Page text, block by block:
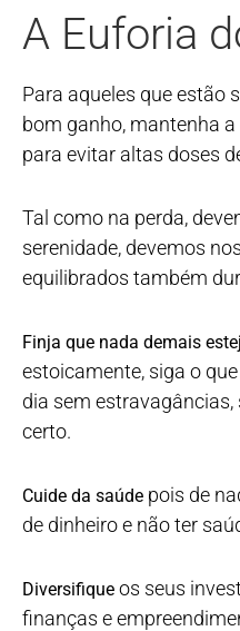
A Euforia
Para aqueles que estão
bom ganho, mantenha
para evitar altas doses
Tal como na perda,
serenidade, devemos
equilibrados também
Finja que nada demais
estoicamente, siga o
dia sem
certo.
Cuide da saúde pois de
de dinheiro e não ter
Diversifique os seus
finanças e